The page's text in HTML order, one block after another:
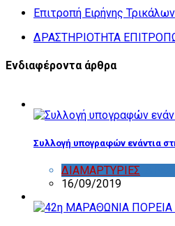
Επιτροπή Ειρήνης Τρικάλων
ΔΡΑΣΤΗΡΙΟΤΗΤΑ
Ενδιαφέροντα άρθρα
Συλλογή υπογραφών ενάντια
ΔΙΑΜΑΡΤΥΡΙΕΣ
16/09/2019